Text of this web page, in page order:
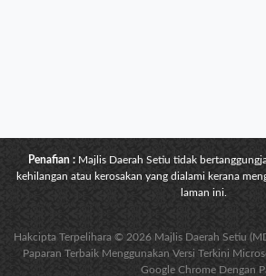
Penafian : Majlis Daerah Setiu tidak
kehilangan atau kerosakan yang dialami kerana
laman ini.
Hakcipta Terpelihara © 2026 Majlis Daerah Setiu
Paparan Terbaik Menggunakan Versi Terkini
Google Chrome Dengan